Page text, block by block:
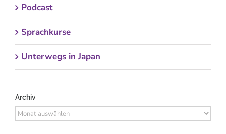
Podcast
Sprachkurse
Unterwegs in Japan
Archiv
Archiv